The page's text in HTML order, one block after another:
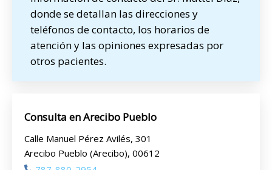
donde se detallan las direcciones y
teléfonos de contacto, los horarios de
atención y las opiniones expresadas por
otros pacientes.
Consulta en Arecibo Pueblo
Calle Manuel Pérez Avilés, 301
Arecibo Pueblo (Arecibo), 00612